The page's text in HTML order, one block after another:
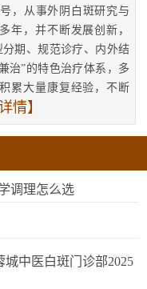
，从事外阴白斑研究与
年，并不断发展创新，
分期、规范诊疗、内外结
治”的特色治疗体系，多
累大量康复经验，不断
情】
调理怎么选
中医白斑门诊部2025